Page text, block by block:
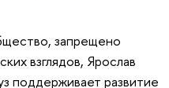
запрещено
взглядов, Ярослав
поддерживает развитие